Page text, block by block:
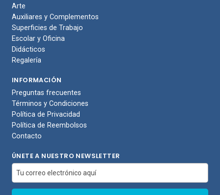
Arte
Auxiliares y Complementos
Superficies de Trabajo
Escolar y Oficina
Didácticos
Regalería
INFORMACIÓN
Preguntas frecuentes
Términos y Condiciones
Política de Privacidad
Política de Reembolsos
Contacto
ÚNETE A NUESTRO NEWSLETTER